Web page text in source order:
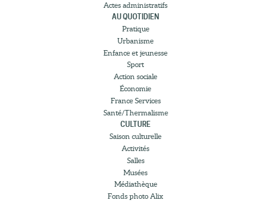
Actes administratifs
AU QUOTIDIEN
Pratique
Urbanisme
Enfance et jeunesse
Sport
Action sociale
Économie
France Services
Santé/Thermalisme
CULTURE
Saison culturelle
Activités
Salles
Musées
Médiathèque
Fonds photo Alix